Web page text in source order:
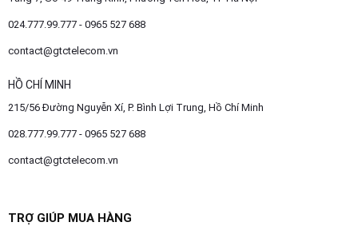
024.777.99.777 - 0965 527 688
contact@gtctelecom.vn
HỒ CHÍ MINH
215/56 Đường Nguyễn Xí, P. Bình Lợi Trung, Hồ Chí Minh
028.777.99.777 - 0965 527 688
contact@gtctelecom.vn
TRỢ GIÚP MUA HÀNG